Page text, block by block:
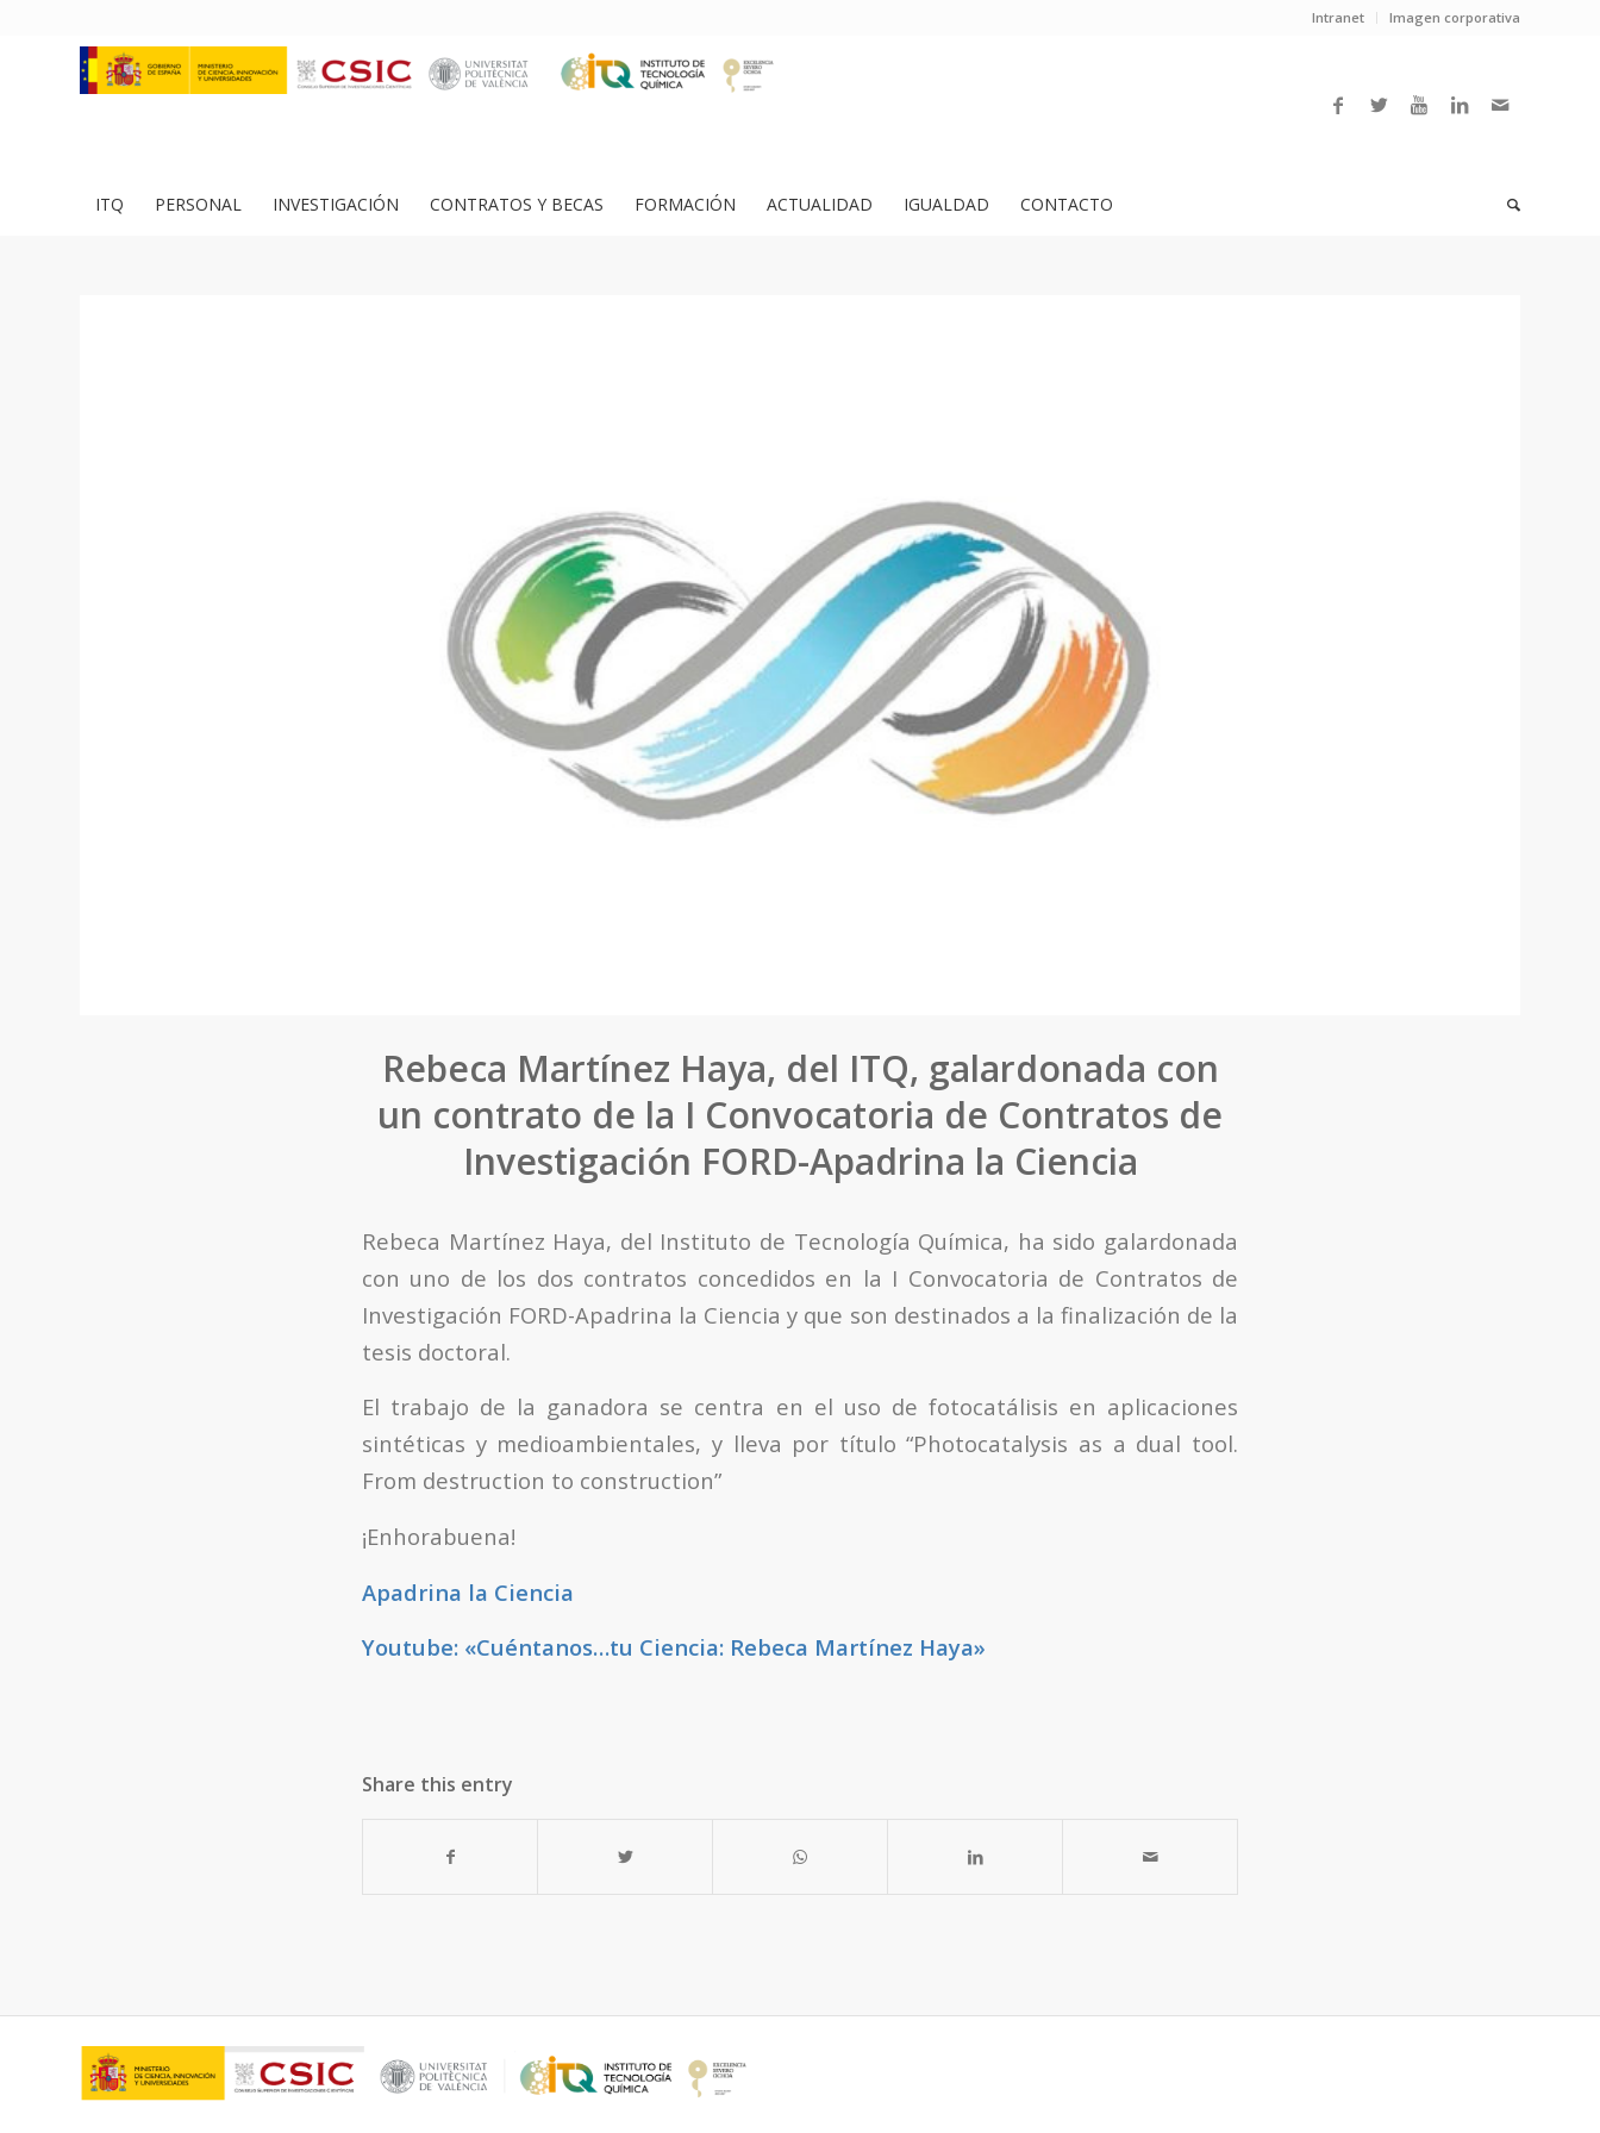
Intranet Imagen corporativa
ITQ PERSONAL INVESTIGACIÓN CONTRATOS Y BECAS FORMACIÓN ACTUALIDAD IGUALDAD CONTACTO
Rebeca Martínez Haya, del ITQ, galardonada con
un contrato de la I Convocatoria de Contratos de
Investigación FORD-Apadrina la Ciencia
Rebeca Martínez Haya, del Instituto de Tecnología Química, ha sido galardonada
con uno de los dos contratos concedidos en la I Convocatoria de Contratos de
Investigación FORD-Apadrina la Ciencia y que son destinados a la finalización de la
tesis doctoral.
El trabajo de la ganadora se centra en el uso de fotocatálisis en aplicaciones
sintéticas y medioambientales, y lleva por título “Photocatalysis as a dual tool.
From destruction to construction”
¡Enhorabuena!
Apadrina la Ciencia
Youtube: «Cuéntanos…tu Ciencia: Rebeca Martínez Haya»
Share this entry